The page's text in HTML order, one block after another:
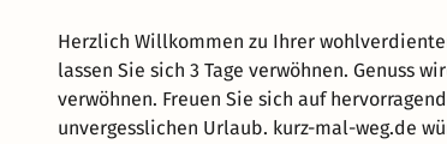
Herzlich Willkommen zu Ihrer
lassen Sie sich 3 Tage verwöhnen. Genuss
verwöhnen. Freuen Sie sich auf
unvergesslichen Urlaub. kurz-mal-weg.de